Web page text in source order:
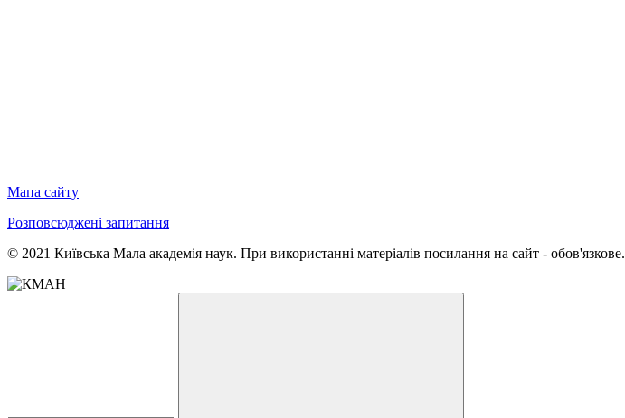
Мапа сайту
Розповсюджені запитання
© 2021 Київська Мала академія наук. При використанні матеріалів посилання на сайт - обов'язкове.